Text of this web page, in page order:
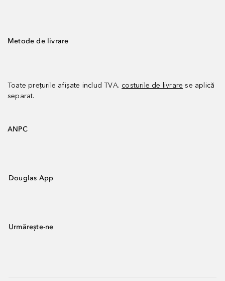
Metode de livrare
Toate prețurile afișate includ TVA. costurile de livrare se aplică
separat.
ANPC
Douglas App
Urmărește-ne